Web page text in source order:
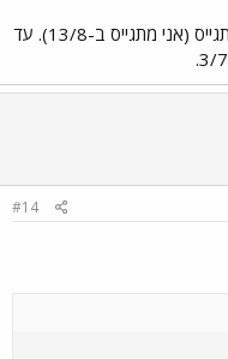
אני אגיע אם המפגש יהיה לפני שאתגייס (אני מתגייס ב-13/8). עד
#14